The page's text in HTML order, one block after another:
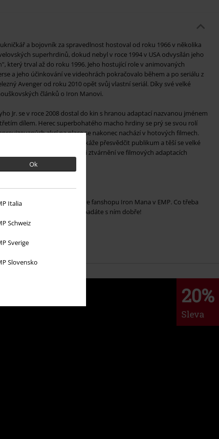
Ok
Italia
Schweiz
Sverige
Slovensko
a bojovník za spravedlnost hostoval od roku 1966 v několika
superhrdinů, dokud nebyl v roce 1994 v USA odvysílán jeho
který trval až do roku 1996. Jeho hostující role v animovaných
a jeho účinkování ve videohrách pokračovalo během a po seriálu z
Avenger od roku 2010 opět svůj vlastní seriál. Díky své velké
článků o Iron Manovi.
Jr. se v roce 2008 dostal do kin s hranou adaptací nazvanou jménem
dílem. Herec superbohatého macho hrdiny se prý se svou rolí
akcí na place se nakonec nachází v hotových filmech.
železného superhrdiny dokáže přesvědčit publikum a těší se velké
ve vlastní filmové trilogii, ale i ztvárnění ve filmových adaptacích
můžete také nakrmit ve fanshopu Iron Mana v EMP. Co třeba
jako Iron Man, ale vypadáte s ním dobře!
20%
Sleva